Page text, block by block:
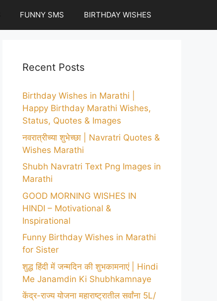
FUNNY SMS BIRTHDAY WISHES
Recent Posts
Birthday Wishes in Marathi |
Happy Birthday Marathi Wishes,
Status, Quotes & Images
नवरात्रीच्या शुभेच्छा | Navratri Quotes &
Wishes Marathi
Shubh Navratri Text Png Images in
Marathi
GOOD MORNING WISHES IN
HINDI – Motivational &
Inspirational
Funny Birthday Wishes in Marathi
for Sister
शुद्ध हिंदी में जन्मदिन की शुभकामनाएं | Hindi
Me Janamdin Ki Shubhkamnaye
केंद्र-राज्य योजना महाराष्ट्रातील सर्वांना 5L/